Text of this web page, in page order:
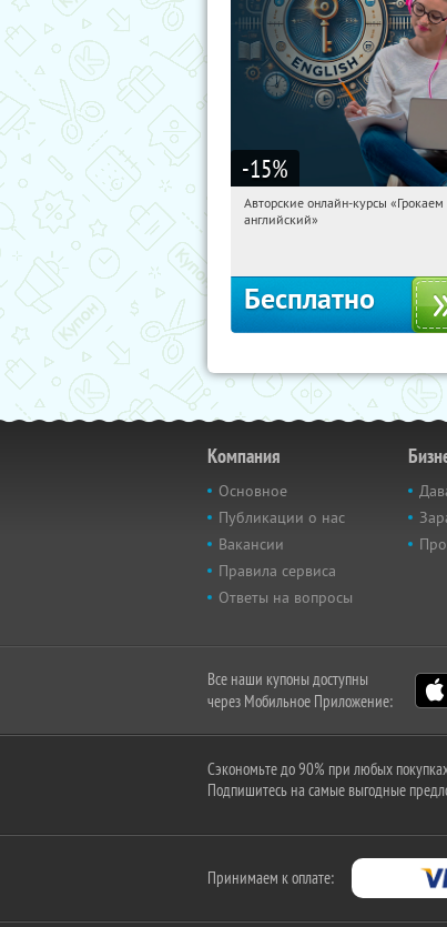
-15%
02:24:27 Получили:
Авторские онлайн-курсы «Грокаем
английский»
Бесплатно
Компания
Основное
Публикации о нас
Вакансии
Правила сервиса
Ответы на вопросы
Все наши купоны доступны
через Мобильное Приложение:
Сэкономьте до 90% при любых
Подпишитесь на самые выгодные
Принимаем к оплате: